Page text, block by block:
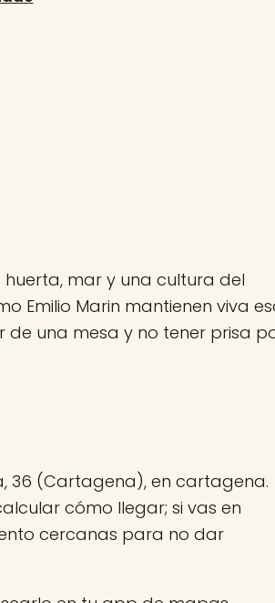
huerta, mar y una cultura del
Emilio Marin mantienen viva
una mesa y no tener prisa
36 (Cartagena), en cartagena.
cómo llegar; si vas en
cercanas para no dar